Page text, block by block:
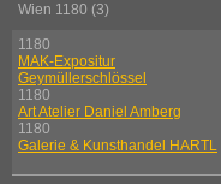
Wien 1180 (3)
1180
MAK-Expositur
Geymüllerschlössel
1180
Art Atelier Daniel Amberg
1180
Galerie & Kunsthandel HARTL